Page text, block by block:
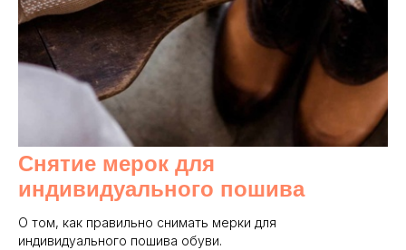
Снятие мерок для
индивидуального пошива
О том, как правильно снимать мерки для
индивидуального пошива обуви.